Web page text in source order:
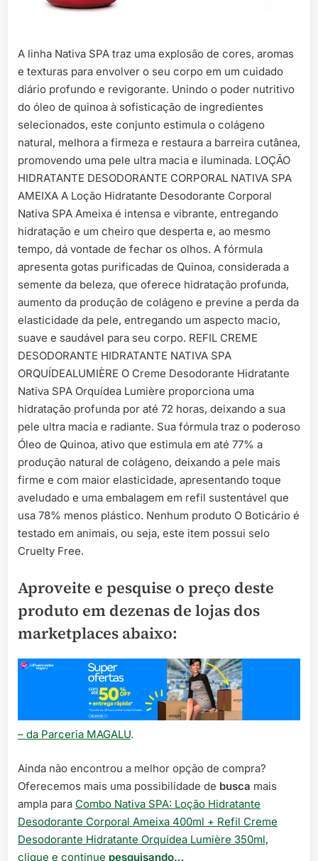
A linha Nativa SPA traz uma explosão de cores, aromas
e texturas para envolver o seu corpo em um cuidado
diário profundo e revigorante. Unindo o poder nutritivo
do óleo de quinoa à sofisticação de ingredientes
selecionados, este conjunto estimula o colágeno
natural, melhora a firmeza e restaura a barreira cutânea,
promovendo uma pele ultra macia e iluminada. LOÇÃO
HIDRATANTE DESODORANTE CORPORAL NATIVA SPA
AMEIXA A Loção Hidratante Desodorante Corporal
Nativa SPA Ameixa é intensa e vibrante, entregando
hidratação e um cheiro que desperta e, ao mesmo
tempo, dá vontade de fechar os olhos. A fórmula
apresenta gotas purificadas de Quinoa, considerada a
semente da beleza, que oferece hidratação profunda,
aumento da produção de colágeno e previne a perda da
elasticidade da pele, entregando um aspecto macio,
suave e saudável para seu corpo. REFIL CREME
DESODORANTE HIDRATANTE NATIVA SPA
ORQUÍDEALUMIÈRE O Creme Desodorante Hidratante
Nativa SPA Orquídea Lumière proporciona uma
hidratação profunda por até 72 horas, deixando a sua
pele ultra macia e radiante. Sua fórmula traz o poderoso
Óleo de Quinoa, ativo que estimula em até 77% a
produção natural de colágeno, deixando a pele mais
firme e com maior elasticidade, apresentando toque
aveludado e uma embalagem em refil sustentável que
usa 78% menos plástico. Nenhum produto O Boticário é
testado em animais, ou seja, este item possui selo
Cruelty Free.
Aproveite e pesquise o preço deste
produto em dezenas de lojas dos
marketplaces abaixo:
– da Parceria MAGALU.
Ainda não encontrou a melhor opção de compra?
Oferecemos mais uma possibilidade de busca mais
ampla para Combo Nativa SPA: Loção Hidratante
Desodorante Corporal Ameixa 400ml + Refil Creme
Desodorante Hidratante Orquídea Lumière 350ml,
clique e continue pesquisando…